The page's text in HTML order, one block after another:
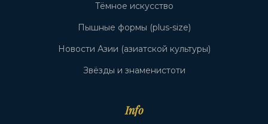
Тёмное искусство
Пышные формы (plus-size)
Новости Азии (азиатской культуры)
Звёзды и знаменистоти
Info